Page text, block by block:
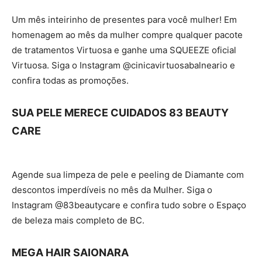
Um mês inteirinho de presentes para você mulher! Em
homenagem ao mês da mulher compre qualquer pacote
de tratamentos Virtuosa e ganhe uma SQUEEZE oficial
Virtuosa. Siga o Instagram @cinicavirtuosabalneario e
confira todas as promoções.
SUA PELE MERECE CUIDADOS 83 BEAUTY
CARE
Agende sua limpeza de pele e peeling de Diamante com
descontos imperdíveis no mês da Mulher. Siga o
Instagram @83beautycare e confira tudo sobre o Espaço
de beleza mais completo de BC.
MEGA HAIR SAIONARA